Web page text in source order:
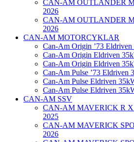
CAN-AM OUTLANDER
2026
CAN-AM OUTLANDER
2026
CAN-AM MOTORCYKLAR
Can-Am Origin ’73
Can-Am Origin Eldriven
Can-Am Origin Eldriven
Can-Am Pulse ’73 Eldriven
Can-Am Pulse Eldriven
Can-Am Pulse Eldriven
CAN-AM SSV
CAN-AM MAVERICK R X
2025
CAN-AM MAVERICK
2026